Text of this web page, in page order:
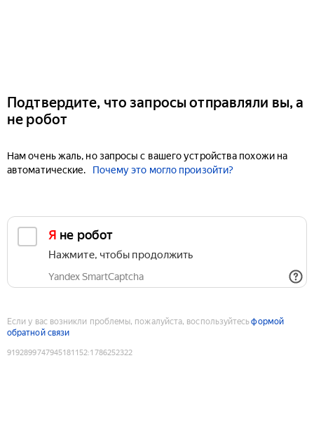
Подтвердите, что запросы отправляли вы, а
не робот
Нам очень жаль, но запросы с вашего устройства похожи на
автоматические.
Почему это могло произойти?
Я не робот
Нажмите, чтобы продолжить
Yandex SmartCaptcha
Если у вас возникли проблемы, пожалуйста, воспользуйтесьформой
обратной связи
9192899747945181152:1786252322